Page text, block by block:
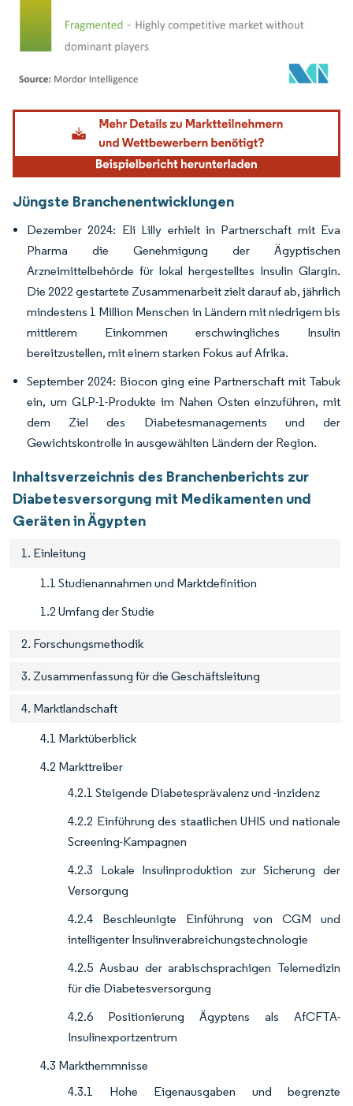
Bild © Mordor Intelligence. Wiederverwendung erfordert Namensnennung gemäß
Jüngste Branchenentwicklungen
Dezember 2024: Eli Lilly erhielt in Partnerschaft mit Eva
Pharma die Genehmigung der Ägyptischen
Arzneimittelbehörde für lokal hergestelltes Insulin Glargin.
Die 2022 gestartete Zusammenarbeit zielt darauf ab, jährlich
mindestens 1 Million Menschen in Ländern mit niedrigem bis
mittlerem Einkommen erschwingliches Insulin
bereitzustellen, mit einem starken Fokus auf Afrika.
September 2024: Biocon ging eine Partnerschaft mit Tabuk
ein, um GLP-1-Produkte im Nahen Osten einzuführen, mit
dem Ziel des Diabetesmanagements und der
Gewichtskontrolle in ausgewählten Ländern der Region.
Inhaltsverzeichnis des Branchenberichts zur
Diabetesversorgung mit Medikamenten und
Geräten in Ägypten
1. Einleitung
1.1 Studienannahmen und Marktdefinition
1.2 Umfang der Studie
2. Forschungsmethodik
3. Zusammenfassung für die Geschäftsleitung
4. Marktlandschaft
4.1 Marktüberblick
4.2 Markttreiber
4.2.1 Steigende Diabetesprävalenz und -inzidenz
4.2.2 Einführung des staatlichen UHIS und nationale
Screening-Kampagnen
4.2.3 Lokale Insulinproduktion zur Sicherung der
Versorgung
4.2.4 Beschleunigte Einführung von CGM und
intelligenter Insulinverabreichungstechnologie
4.2.5 Ausbau der arabischsprachigen Telemedizin
für die Diabetesversorgung
4.2.6 Positionierung Ägyptens als AfCFTA-
Insulinexportzentrum
4.3 Markthemmnisse
4.3.1 Hohe Eigenausgaben und begrenzte